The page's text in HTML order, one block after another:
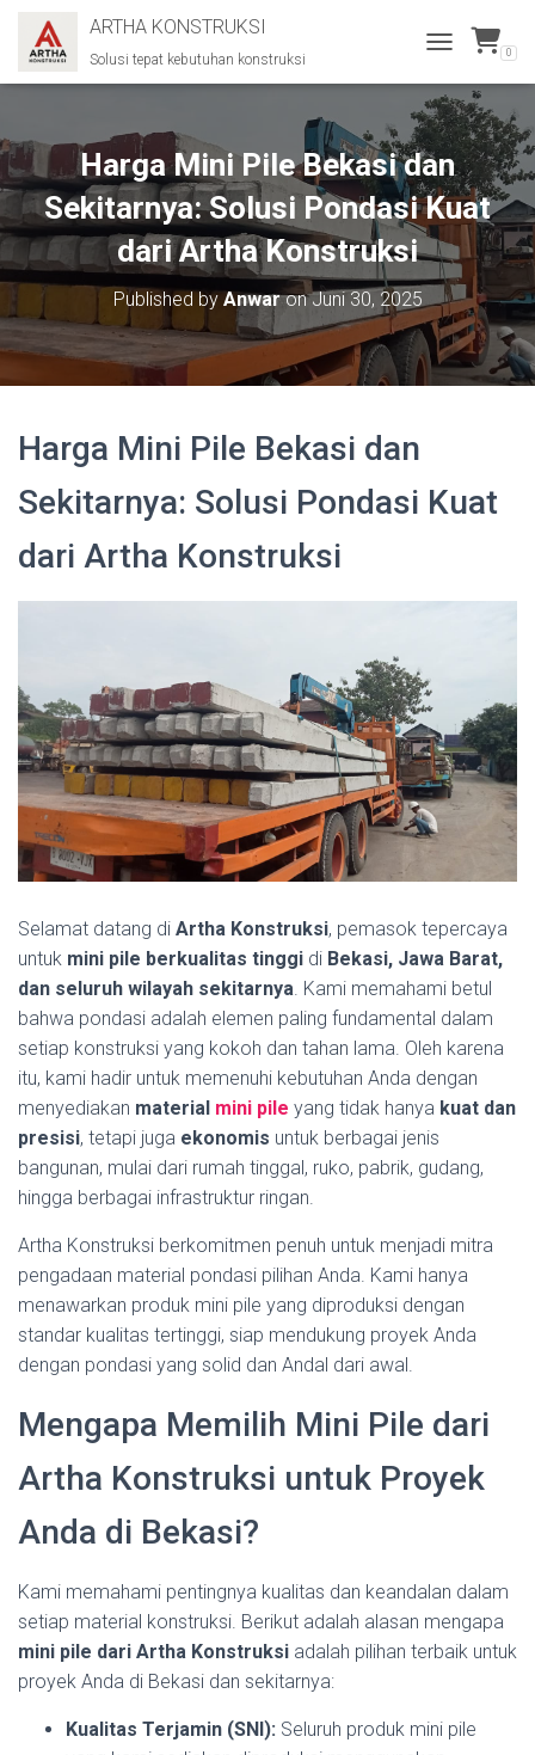
ARTHA KONSTRUKSI
Solusi tepat kebutuhan konstruksi
O
G
G
L
E
N
A
V
I
G
A
T
I
0
Harga Mini Pile Bekasi dan
Sekitarnya: Solusi Pondasi Kuat
dari Artha Konstruksi
Published byAnwaronJuni 30, 2025
Harga Mini Pile Bekasi dan
Sekitarnya: Solusi Pondasi Kuat
dari Artha Konstruksi
Selamat datang di Artha Konstruksi, pemasok tepercaya
untuk mini pile berkualitas tinggi di Bekasi, Jawa Barat,
dan seluruh wilayah sekitarnya. Kami memahami betul
bahwa pondasi adalah elemen paling fundamental dalam
setiap konstruksi yang kokoh dan tahan lama. Oleh karena
itu, kami hadir untuk memenuhi kebutuhan Anda dengan
menyediakan material mini pile yang tidak hanya kuat dan
presisi, tetapi juga ekonomis untuk berbagai jenis
bangunan, mulai dari rumah tinggal, ruko, pabrik, gudang,
hingga berbagai infrastruktur ringan.
Artha Konstruksi berkomitmen penuh untuk menjadi mitra
pengadaan material pondasi pilihan Anda. Kami hanya
menawarkan produk mini pile yang diproduksi dengan
standar kualitas tertinggi, siap mendukung proyek Anda
dengan pondasi yang solid dan Andal dari awal.
Mengapa Memilih Mini Pile dari
Artha Konstruksi untuk Proyek
Anda di Bekasi?
Kami memahami pentingnya kualitas dan keandalan dalam
setiap material konstruksi. Berikut adalah alasan mengapa
mini pile dari Artha Konstruksi adalah pilihan terbaik untuk
proyek Anda di Bekasi dan sekitarnya:
Kualitas Terjamin (SNI): Seluruh produk mini pile